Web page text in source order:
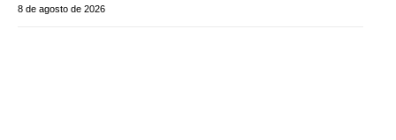
8 de agosto de 2026